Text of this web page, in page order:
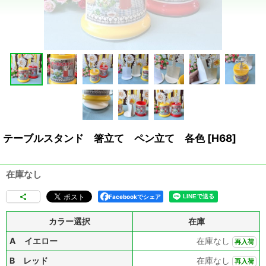
テーブルスタンド 箸立て ペン立て 各色 [H68]
在庫なし
Facebookでシェア
カラー選択
在庫
A イエロー
在庫なし 再入荷
B レッド 在庫なし 再入荷